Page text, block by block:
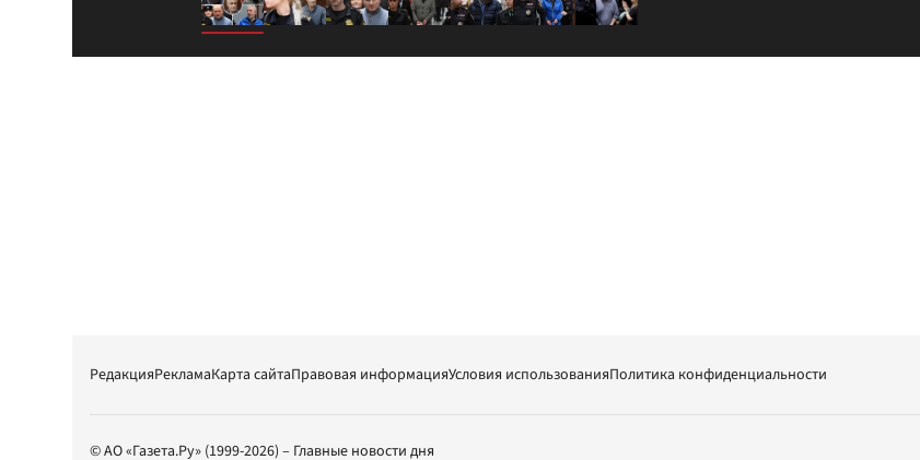
РедакцияРекламаКарта сайтаПравовая информацияУсловия использованияПолитика конфиденциальности
© АО «Газета.Ру» (1999-2026) – Главные новости дня